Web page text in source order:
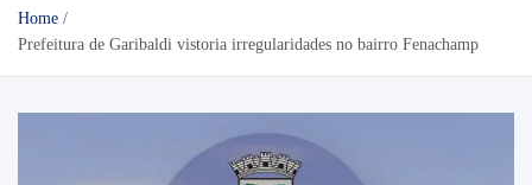
Home
Prefeitura de Garibaldi vistoria irregularidades no bairro Fenachamp